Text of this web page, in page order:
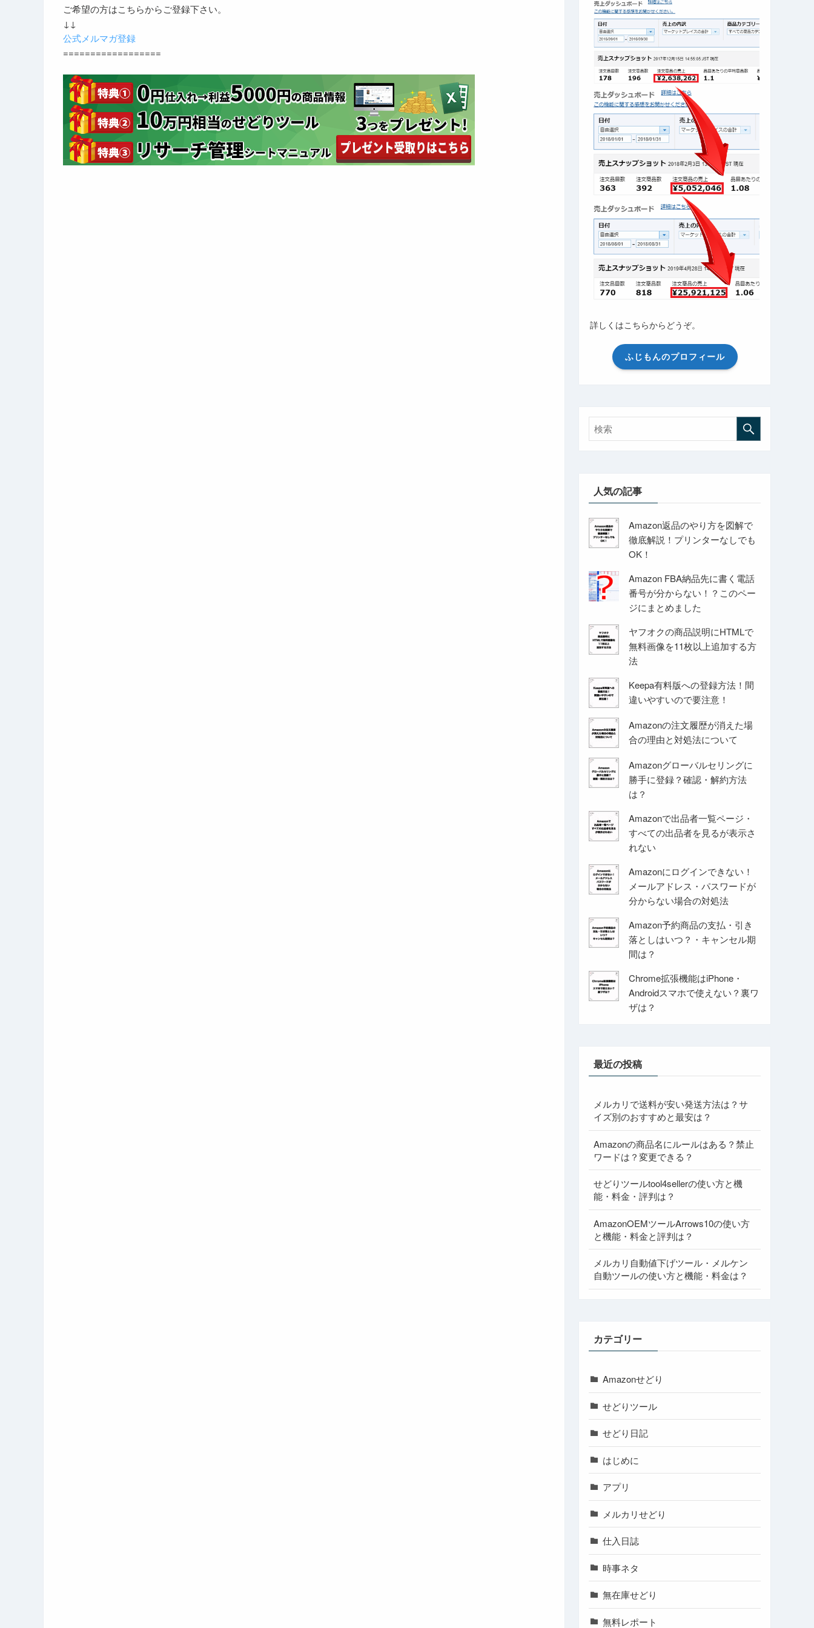
ご希望の方はこちらからご登録下さい。
↓↓
公式メルマガ登録
==================
詳しくはこちらからどうぞ。
ふじもんのプロフィール
人気の記事
Amazon返品のやり方を図解で
徹底解説！プリンターなしでも
OK！
Amazon FBA納品先に書く電話
番号が分からない！？このペー
ジにまとめました
ヤフオクの商品説明にHTMLで
無料画像を11枚以上追加する方
法
Keepa有料版への登録方法！間
違いやすいので要注意！
Amazonの注文履歴が消えた場
合の理由と対処法について
Amazonグローバルセリングに
勝手に登録？確認・解約方法
は？
Amazonで出品者一覧ページ・
すべての出品者を見るが表示さ
れない
Amazonにログインできない！
メールアドレス・パスワードが
分からない場合の対処法
Amazon予約商品の支払・引き
落としはいつ？・キャンセル期
間は？
Chrome拡張機能はiPhone・
Androidスマホで使えない？裏ワ
ザは？
最近の投稿
メルカリで送料が安い発送方法は？サ
イズ別のおすすめと最安は？
Amazonの商品名にルールはある？禁止
ワードは？変更できる？
せどりツールtool4sellerの使い方と機
能・料金・評判は？
AmazonOEMツールArrows10の使い方
と機能・料金と評判は？
メルカリ自動値下げツール・メルケン
自動ツールの使い方と機能・料金は？
カテゴリー
Amazonせどり
せどりツール
せどり日記
はじめに
アプリ
メルカリせどり
仕入日誌
時事ネタ
無在庫せどり
無料レポート